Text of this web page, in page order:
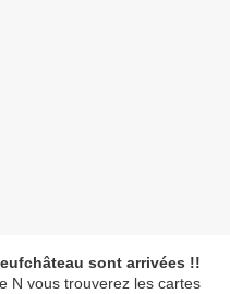
sont arrivées !!
N vous trouverez les cartes